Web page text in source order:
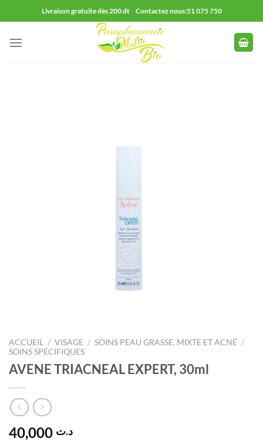
au
contenu
Livraison gratuite dès 200 dt Contactez nous:51 075 750
ACCUEIL / VISAGE / SOINS PEAU GRASSE, MIXTE ET ACNÉ /
SOINS SPÉCIFIQUES
AVENE TRIACNEAL EXPERT, 30ml
د.ت